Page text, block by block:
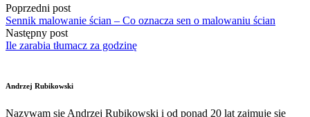
Poprzedni post
Sennik malowanie ścian – Co oznacza sen o malowaniu ścian
Następny post
Ile zarabia tłumacz za godzinę
Andrzej Rubikowski
Nazywam się Andrzej Rubikowski i od ponad 20 lat zajmuję się